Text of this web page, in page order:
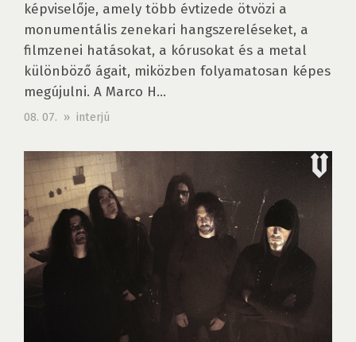
képviselője, amely több évtizede ötvözi a
monumentális zenekari hangszereléseket, a
filmzenei hatásokat, a kórusokat és a metal
különböző ágait, miközben folyamatosan képes
megújulni. A Marco H...
08. 07. » interjú